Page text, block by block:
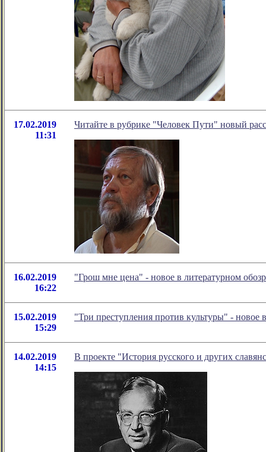
17.02.2019
11:31
Читайте в рубрике "Человек Пути" новый
16.02.2019
16:22
"Грош мне цена" - новое в литературном
15.02.2019
15:29
"Три преступления против культуры" -
14.02.2019
14:15
В проекте "История русского и других